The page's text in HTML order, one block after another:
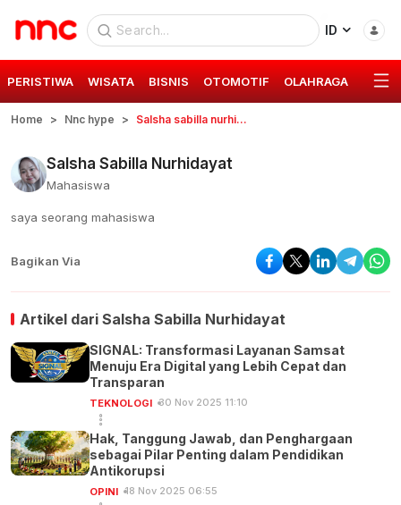
ID
PERISTIWA WISATA BISNIS OTOMOTIF OLAHRAGA GAYA
Home Nnc hype Salsha sabilla nurhidayat
Salsha Sabilla Nurhidayat
Mahasiswa
saya seorang mahasiswa
Bagikan Via
Artikel dari Salsha Sabilla Nurhidayat
SIGNAL: Transformasi Layanan Samsat
Menuju Era Digital yang Lebih Cepat dan
Transparan
TEKNOLOGI 30 Nov 2025 11:10
Hak, Tanggung Jawab, dan Penghargaan
sebagai Pilar Penting dalam Pendidikan
Antikorupsi
OPINI 18 Nov 2025 06:55